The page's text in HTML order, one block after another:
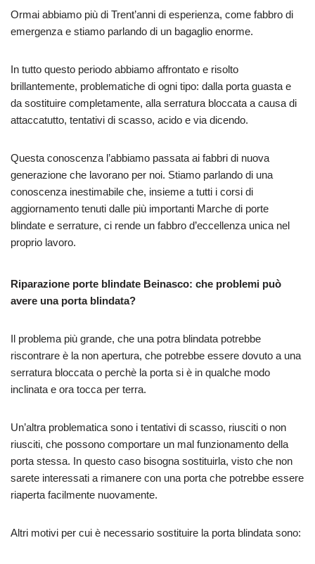
Ormai abbiamo più di Trent’anni di esperienza, come fabbro di
emergenza e stiamo parlando di un bagaglio enorme.
In tutto questo periodo abbiamo affrontato e risolto
brillantemente, problematiche di ogni tipo: dalla porta guasta e
da sostituire completamente, alla serratura bloccata a causa di
attaccatutto, tentativi di scasso, acido e via dicendo.
Questa conoscenza l’abbiamo passata ai fabbri di nuova
generazione che lavorano per noi. Stiamo parlando di una
conoscenza inestimabile che, insieme a tutti i corsi di
aggiornamento tenuti dalle più importanti Marche di porte
blindate e serrature, ci rende un fabbro d’eccellenza unica nel
proprio lavoro.
Riparazione porte blindate Beinasco: che problemi può
avere una porta blindata?
Il problema più grande, che una potra blindata potrebbe
riscontrare è la non apertura, che potrebbe essere dovuto a una
serratura bloccata o perchè la porta si è in qualche modo
inclinata e ora tocca per terra.
Un’altra problematica sono i tentativi di scasso, riusciti o non
riusciti, che possono comportare un mal funzionamento della
porta stessa. In questo caso bisogna sostituirla, visto che non
sarete interessati a rimanere con una porta che potrebbe essere
riaperta facilmente nuovamente.
Altri motivi per cui è necessario sostituire la porta blindata sono: